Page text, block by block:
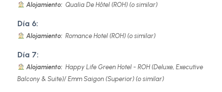
Alojamiento: Qualia De Hôtel (ROH) (o similar)
Día 6:
Alojamiento: Romance Hotel (ROH) (o similar)
Día 7:
Alojamiento: Happy Life Green Hotel - ROH (Deluxe, Executive
Balcony & Suite)/ Emm Saigon (Superior) (o similar)